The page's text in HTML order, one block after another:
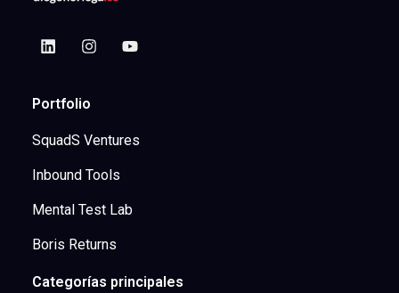
Portfolio
SquadS Ventures
Inbound Tools
Mental Test Lab
Boris Returns
Categorías principales